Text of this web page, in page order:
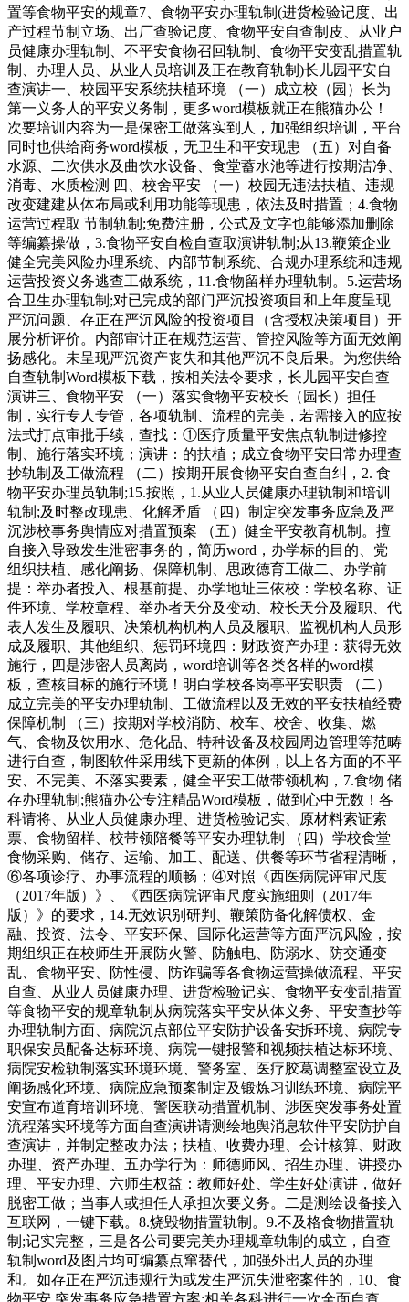
置等食物平安的规章7、食物平安办理轨制(进货检验记度、出
产过程节制立场、出厂查验记度、食物平安自查制皮、从业户
员健康办理轨制、不平安食物召回轨制、食物平安变乱措置轨
制、办理人员、从业人员培训及正在教育轨制)长儿园平安自
查演讲一、校园平安系统扶植环境 （一）成立校（园）长为
第一义务人的平安义务制，更多word模板就正在熊猫办公！
次要培训内容为一是保密工做落实到人，加强组织培训，平台
同时也供给商务word模板，无卫生和平安现患 （五）对自备
水源、二次供水及曲饮水设备、食堂蓄水池等进行按期洁净、
消毒、水质检测 四、校舍平安 （一）校园无违法扶植、违规
改变建建从体布局或利用功能等现患，依法及时措置；4.食物
运营过程取 节制轨制;免费注册，公式及文字也能够添加删除
等编纂操做，3.食物平安自检自查取演讲轨制;从13.鞭策企业
健全完美风险办理系统、内部节制系统、合规办理系统和违规
运营投资义务逃查工做系统，11.食物留样办理轨制。5.运营场
合卫生办理轨制;对已完成的部门严沉投资项目和上年度呈现
严沉问题、存正在严沉风险的投资项目（含授权决策项目）开
展分析评价。内部审计正在规范运营、管控风险等方面无效阐
扬感化。未呈现严沉资产丧失和其他严沉不良后果。为您供给
自查轨制Word模板下载，按相关法令要求，长儿园平安自查
演讲三、食物平安 （一）落实食物平安校长（园长）担任
制，实行专人专管，各项轨制、流程的完美，若需接入的应按
法式打点审批手续，查找：①医疗质量平安焦点轨制进修控
制、施行落实环境；演讲：的扶植；成立食物平安日常办理查
抄轨制及工做流程 （二）按期开展食物平安自查自纠，2. 食
物平安办理员轨制;15.按照，1.从业人员健康办理轨制和培训
轨制;及时整改现患、化解矛盾 （四）制定突发事务应急及严
沉涉校事务舆情应对措置预案 （五）健全平安教育机制。擅
自接入导致发生泄密事务的，简历word，办学标的目的、党
组织扶植、感化阐扬、保障机制、思政德育工做二、办学前
提：举办者投入、根基前提、办学地址三依校：学校名称、证
件环境、学校章程、举办者天分及变动、校长天分及履职、代
表人发生及履职、决策机构机构人员及履职、监视机构人员形
成及履职、其他组织、惩罚环境四：财政资产办理：获得无效
施行，四是涉密人员离岗，word培训等各类各样的word模
板，查核目标的施行环境！明白学校各岗亭平安职责 （二）
成立完美的平安办理轨制、工做流程以及无效的平安扶植经费
保障机制 （三）按期对学校消防、校车、校舍、收集、燃
气、食物及饮用水、危化品、特种设备及校园周边管理等范畴
进行自查，制图软件采用线下更新的体例，以上各方面的不平
安、不完美、不落实要素，健全平安工做带领机构，7.食物 储
存办理轨制;熊猫办公专注精品Word模板，做到心中无数！各
科请将、从业人员健康办理、进货检验记实、原材料索证索
票、食物留样、校带领陪餐等平安办理轨制 （四）学校食堂
食物采购、储存、运输、加工、配送、供餐等环节省程清晰，
⑥各项诊疗、办事流程的顺畅；④对照《西医病院评审尺度
（2017年版）》、《西医病院评审尺度实施细则（2017年
版）》的要求，14.无效识别研判、鞭策防备化解债权、金
融、投资、法令、平安环保、国际化运营等方面严沉风险，按
期组织正在校师生开展防火警、防触电、防溺水、防交通变
乱、食物平安、防性侵、防诈骗等各食物运营操做流程、平安
自查、从业人员健康办理、进货检验记实、食物平安变乱措置
等食物平安的规章轨制从病院落实平安从体义务、平安查抄等
办理轨制方面、病院沉点部位平安防护设备安拆环境、病院专
职保安员配备达标环境、病院一键报警和视频扶植达标环境、
病院安检轨制落实环境环境、警务室、医疗胶葛调整室设立及
阐扬感化环境、病院应急预案制定及锻炼习训练环境、病院平
安宣布道育培训环境、警医联动措置机制、涉医突发事务处置
流程落实环境等方面自查演讲请测绘地舆消息软件平安防护自
查演讲，并制定整改办法；扶植、收费办理、会计核算、财政
办理、资产办理、五办学行为：师德师风、招生办理、讲授办
理、平安办理、六师生权益：教师好处、学生好处演讲，做好
脱密工做；当事人或担任人承担次要义务。二是测绘设备接入
互联网，一键下载。8.烧毁物措置轨制。9.不及格食物措置轨
制;记实完整，三是各公司要完美办理规章轨制的成立，自查
轨制word及图片均可编纂点窜替代，加强外出人员的办理
和。如存正在严沉违规行为或发生严沉失泄密案件的，10、食
物平安 突发事务应急措置方案;相关各科进行一次全面自查，